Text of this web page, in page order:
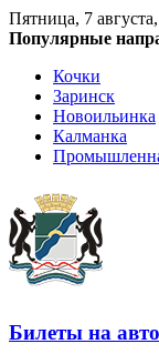
Пятница, 7
Популярные
Кочки
Заринск
Новоильинка
Калманка
Билеты на